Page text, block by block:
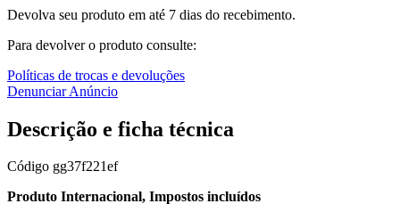
Devolva seu produto em até 7 dias do recebimento.
Para devolver o produto consulte:
Políticas de trocas e devoluções
Denunciar Anúncio
Descrição e ficha técnica
Código gg37f221ef
Produto Internacional, Impostos incluídos